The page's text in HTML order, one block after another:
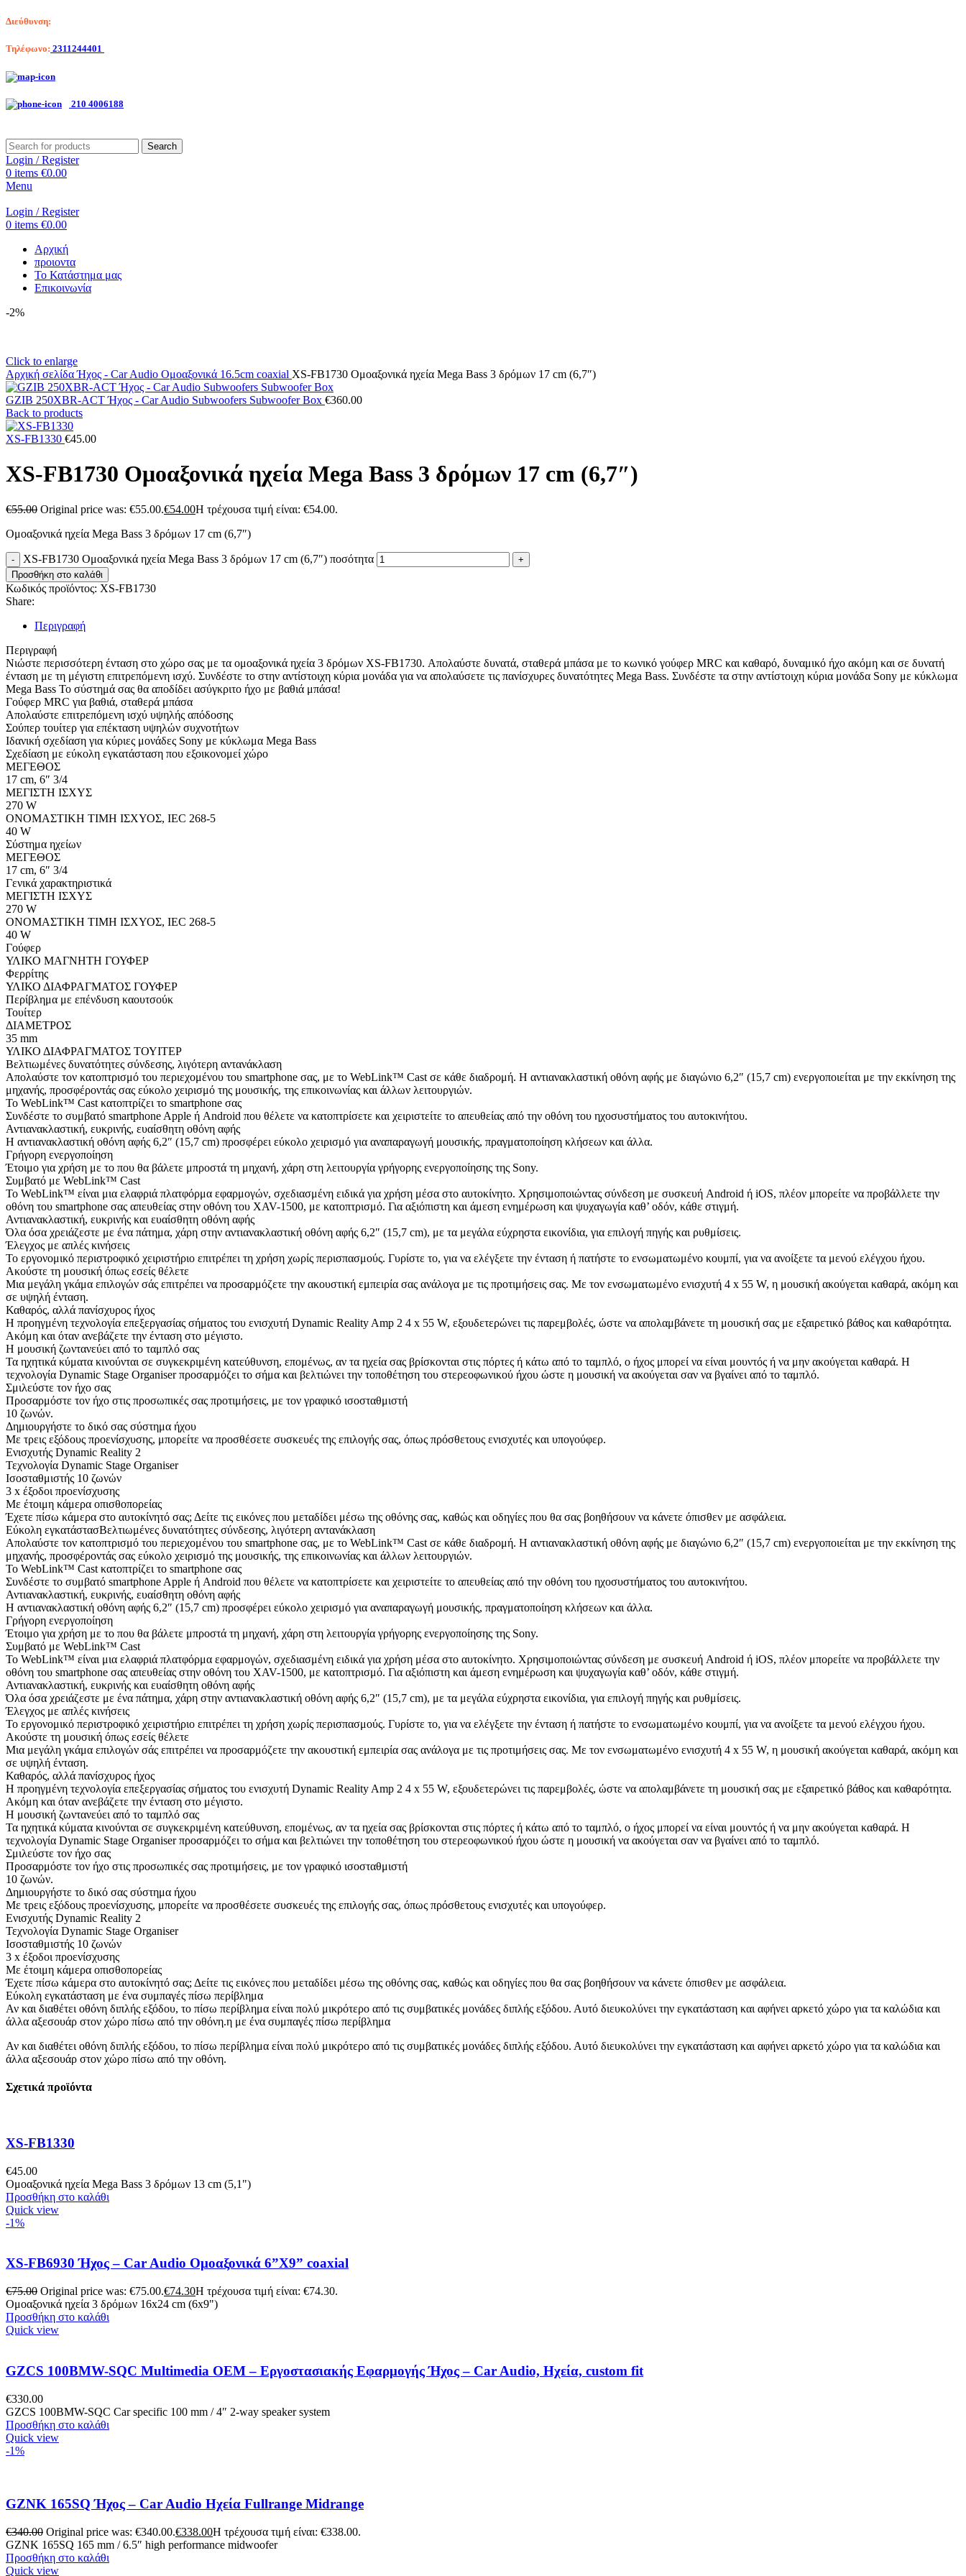
Διεύθυνση:
Τηλέφωνο: 2311244401
210 4006188
Search
Login / Register
0 items €0.00
Menu
Login / Register
0 items €0.00
Αρχική
προιοντα
Το Κατάστημα μας
Επικοινωνία
-2%
Click to enlarge
Αρχική σελίδαΉχος - Car Audio Ομοαξονικά 16.5cm coaxial XS-FB1730 Ομοαξονικά ηχεία Mega Bass 3 δρόμων 17 cm (6,7″)
GZIB 250XBR-ACT Ήχος - Car Audio Subwoofers Subwoofer Box €360.00
Back to products
XS-FB1330 €45.00
XS-FB1730 Ομοαξονικά ηχεία Mega Bass 3 δρόμων 17 cm (6,7″)
€55.00 Original price was: €55.00.€54.00Η τρέχουσα τιμή είναι: €54.00.
Ομοαξονικά ηχεία Mega Bass 3 δρόμων 17 cm (6,7″)
XS-FB1730 Ομοαξονικά ηχεία Mega Bass 3 δρόμων 17 cm (6,7″) ποσότητα
Προσθήκη στο καλάθι
Κωδικός προϊόντος: XS-FB1730
Share:
Περιγραφή
Περιγραφή
Νιώστε περισσότερη ένταση στο χώρο σας με τα ομοαξονικά ηχεία 3 δρόμων XS-FB1730. Απολαύστε δυνατά, σταθερά μπάσα με το κωνικό γούφερ MRC και καθαρό, δυναμικό ήχο ακόμη και σε δυνατή
ένταση με τη μέγιστη επιτρεπόμενη ισχύ. Συνδέστε το στην αντίστοιχη κύρια μονάδα για να απολαύσετε τις πανίσχυρες δυνατότητες Mega Bass. Συνδέστε τα στην αντίστοιχη κύρια μονάδα Sony με κύκλωμα
Mega Bass Το σύστημά σας θα αποδίδει ασύγκριτο ήχο με βαθιά μπάσα!
Γούφερ MRC για βαθιά, σταθερά μπάσα
Απολαύστε επιτρεπόμενη ισχύ υψηλής απόδοσης
Σούπερ τουίτερ για επέκταση υψηλών συχνοτήτων
Ιδανική σχεδίαση για κύριες μονάδες Sony με κύκλωμα Mega Bass
Σχεδίαση με εύκολη εγκατάσταση που εξοικονομεί χώρο
ΜΕΓΕΘΟΣ
17 cm, 6″ 3/4
ΜΕΓΙΣΤΗ ΙΣΧΥΣ
270 W
ΟΝΟΜΑΣΤΙΚΗ ΤΙΜΗ ΙΣΧΥΟΣ, IEC 268-5
40 W
Σύστημα ηχείων
ΜΕΓΕΘΟΣ
17 cm, 6″ 3/4
Γενικά χαρακτηριστικά
ΜΕΓΙΣΤΗ ΙΣΧΥΣ
270 W
ΟΝΟΜΑΣΤΙΚΗ ΤΙΜΗ ΙΣΧΥΟΣ, IEC 268-5
40 W
Γούφερ
ΥΛΙΚΟ ΜΑΓΝΗΤΗ ΓΟΥΦΕΡ
Φερρίτης
ΥΛΙΚΟ ΔΙΑΦΡΑΓΜΑΤΟΣ ΓΟΥΦΕΡ
Περίβλημα με επένδυση καουτσούκ
Τουίτερ
ΔΙΑΜΕΤΡΟΣ
35 mm
ΥΛΙΚΟ ΔΙΑΦΡΑΓΜΑΤΟΣ ΤΟΥΙΤΕΡ
Βελτιωμένες δυνατότητες σύνδεσης, λιγότερη αντανάκλαση
Απολαύστε τον κατοπτρισμό του περιεχομένου του smartphone σας, με το WebLink™ Cast σε κάθε διαδρομή. Η αντιανακλαστική οθόνη αφής με διαγώνιο 6,2″ (15,7 cm) ενεργοποιείται με την εκκίνηση της
μηχανής, προσφέροντάς σας εύκολο χειρισμό της μουσικής, της επικοινωνίας και άλλων λειτουργιών.
Το WebLink™ Cast κατοπτρίζει το smartphone σας
Συνδέστε το συμβατό smartphone Apple ή Android που θέλετε να κατοπτρίσετε και χειριστείτε το απευθείας από την οθόνη του ηχοσυστήματος του αυτοκινήτου.
Αντιανακλαστική, ευκρινής, ευαίσθητη οθόνη αφής
Η αντιανακλαστική οθόνη αφής 6,2″ (15,7 cm) προσφέρει εύκολο χειρισμό για αναπαραγωγή μουσικής, πραγματοποίηση κλήσεων και άλλα.
Γρήγορη ενεργοποίηση
Έτοιμο για χρήση με το που θα βάλετε μπροστά τη μηχανή, χάρη στη λειτουργία γρήγορης ενεργοποίησης της Sony.
Συμβατό με WebLink™ Cast
Το WebLink™ είναι μια ελαφριά πλατφόρμα εφαρμογών, σχεδιασμένη ειδικά για χρήση μέσα στο αυτοκίνητο. Χρησιμοποιώντας σύνδεση με συσκευή Android ή iOS, πλέον μπορείτε να προβάλλετε την
οθόνη του smartphone σας απευθείας στην οθόνη του XAV-1500, με κατοπτρισμό. Για αξιόπιστη και άμεση ενημέρωση και ψυχαγωγία καθ’ οδόν, κάθε στιγμή.
Αντιανακλαστική, ευκρινής και ευαίσθητη οθόνη αφής
Όλα όσα χρειάζεστε με ένα πάτημα, χάρη στην αντιανακλαστική οθόνη αφής 6,2″ (15,7 cm), με τα μεγάλα εύχρηστα εικονίδια, για επιλογή πηγής και ρυθμίσεις.
Έλεγχος με απλές κινήσεις
Το εργονομικό περιστροφικό χειριστήριο επιτρέπει τη χρήση χωρίς περισπασμούς. Γυρίστε το, για να ελέγξετε την ένταση ή πατήστε το ενσωματωμένο κουμπί, για να ανοίξετε τα μενού ελέγχου ήχου.
Ακούστε τη μουσική όπως εσείς θέλετε
Μια μεγάλη γκάμα επιλογών σάς επιτρέπει να προσαρμόζετε την ακουστική εμπειρία σας ανάλογα με τις προτιμήσεις σας. Με τον ενσωματωμένο ενισχυτή 4 x 55 W, η μουσική ακούγεται καθαρά, ακόμη και
σε υψηλή ένταση.
Καθαρός, αλλά πανίσχυρος ήχος
Η προηγμένη τεχνολογία επεξεργασίας σήματος του ενισχυτή Dynamic Reality Amp 2 4 x 55 W, εξουδετερώνει τις παρεμβολές, ώστε να απολαμβάνετε τη μουσική σας με εξαιρετικό βάθος και καθαρότητα.
Ακόμη και όταν ανεβάζετε την ένταση στο μέγιστο.
Η μουσική ζωντανεύει από το ταμπλό σας
Τα ηχητικά κύματα κινούνται σε συγκεκριμένη κατεύθυνση, επομένως, αν τα ηχεία σας βρίσκονται στις πόρτες ή κάτω από το ταμπλό, ο ήχος μπορεί να είναι μουντός ή να μην ακούγεται καθαρά. Η
τεχνολογία Dynamic Stage Organiser προσαρμόζει το σήμα και βελτιώνει την τοποθέτηση του στερεοφωνικού ήχου ώστε η μουσική να ακούγεται σαν να βγαίνει από το ταμπλό.
Σμιλεύστε τον ήχο σας
Προσαρμόστε τον ήχο στις προσωπικές σας προτιμήσεις, με τον γραφικό ισοσταθμιστή
10 ζωνών.
Δημιουργήστε το δικό σας σύστημα ήχου
Με τρεις εξόδους προενίσχυσης, μπορείτε να προσθέσετε συσκευές της επιλογής σας, όπως πρόσθετους ενισχυτές και υπογούφερ.
Ενισχυτής Dynamic Reality 2
Τεχνολογία Dynamic Stage Organiser
Ισοσταθμιστής 10 ζωνών
3 x έξοδοι προενίσχυσης
Με έτοιμη κάμερα οπισθοπορείας
Έχετε πίσω κάμερα στο αυτοκίνητό σας; Δείτε τις εικόνες που μεταδίδει μέσω της οθόνης σας, καθώς και οδηγίες που θα σας βοηθήσουν να κάνετε όπισθεν με ασφάλεια.
Εύκολη εγκατάστασΒελτιωμένες δυνατότητες σύνδεσης, λιγότερη αντανάκλαση
Απολαύστε τον κατοπτρισμό του περιεχομένου του smartphone σας, με το WebLink™ Cast σε κάθε διαδρομή. Η αντιανακλαστική οθόνη αφής με διαγώνιο 6,2″ (15,7 cm) ενεργοποιείται με την εκκίνηση της
μηχανής, προσφέροντάς σας εύκολο χειρισμό της μουσικής, της επικοινωνίας και άλλων λειτουργιών.
Το WebLink™ Cast κατοπτρίζει το smartphone σας
Συνδέστε το συμβατό smartphone Apple ή Android που θέλετε να κατοπτρίσετε και χειριστείτε το απευθείας από την οθόνη του ηχοσυστήματος του αυτοκινήτου.
Αντιανακλαστική, ευκρινής, ευαίσθητη οθόνη αφής
Η αντιανακλαστική οθόνη αφής 6,2″ (15,7 cm) προσφέρει εύκολο χειρισμό για αναπαραγωγή μουσικής, πραγματοποίηση κλήσεων και άλλα.
Γρήγορη ενεργοποίηση
Έτοιμο για χρήση με το που θα βάλετε μπροστά τη μηχανή, χάρη στη λειτουργία γρήγορης ενεργοποίησης της Sony.
Συμβατό με WebLink™ Cast
Το WebLink™ είναι μια ελαφριά πλατφόρμα εφαρμογών, σχεδιασμένη ειδικά για χρήση μέσα στο αυτοκίνητο. Χρησιμοποιώντας σύνδεση με συσκευή Android ή iOS, πλέον μπορείτε να προβάλλετε την
οθόνη του smartphone σας απευθείας στην οθόνη του XAV-1500, με κατοπτρισμό. Για αξιόπιστη και άμεση ενημέρωση και ψυχαγωγία καθ’ οδόν, κάθε στιγμή.
Αντιανακλαστική, ευκρινής και ευαίσθητη οθόνη αφής
Όλα όσα χρειάζεστε με ένα πάτημα, χάρη στην αντιανακλαστική οθόνη αφής 6,2″ (15,7 cm), με τα μεγάλα εύχρηστα εικονίδια, για επιλογή πηγής και ρυθμίσεις.
Έλεγχος με απλές κινήσεις
Το εργονομικό περιστροφικό χειριστήριο επιτρέπει τη χρήση χωρίς περισπασμούς. Γυρίστε το, για να ελέγξετε την ένταση ή πατήστε το ενσωματωμένο κουμπί, για να ανοίξετε τα μενού ελέγχου ήχου.
Ακούστε τη μουσική όπως εσείς θέλετε
Μια μεγάλη γκάμα επιλογών σάς επιτρέπει να προσαρμόζετε την ακουστική εμπειρία σας ανάλογα με τις προτιμήσεις σας. Με τον ενσωματωμένο ενισχυτή 4 x 55 W, η μουσική ακούγεται καθαρά, ακόμη και
σε υψηλή ένταση.
Καθαρός, αλλά πανίσχυρος ήχος
Η προηγμένη τεχνολογία επεξεργασίας σήματος του ενισχυτή Dynamic Reality Amp 2 4 x 55 W, εξουδετερώνει τις παρεμβολές, ώστε να απολαμβάνετε τη μουσική σας με εξαιρετικό βάθος και καθαρότητα.
Ακόμη και όταν ανεβάζετε την ένταση στο μέγιστο.
Η μουσική ζωντανεύει από το ταμπλό σας
Τα ηχητικά κύματα κινούνται σε συγκεκριμένη κατεύθυνση, επομένως, αν τα ηχεία σας βρίσκονται στις πόρτες ή κάτω από το ταμπλό, ο ήχος μπορεί να είναι μουντός ή να μην ακούγεται καθαρά. Η
τεχνολογία Dynamic Stage Organiser προσαρμόζει το σήμα και βελτιώνει την τοποθέτηση του στερεοφωνικού ήχου ώστε η μουσική να ακούγεται σαν να βγαίνει από το ταμπλό.
Σμιλεύστε τον ήχο σας
Προσαρμόστε τον ήχο στις προσωπικές σας προτιμήσεις, με τον γραφικό ισοσταθμιστή
10 ζωνών.
Δημιουργήστε το δικό σας σύστημα ήχου
Με τρεις εξόδους προενίσχυσης, μπορείτε να προσθέσετε συσκευές της επιλογής σας, όπως πρόσθετους ενισχυτές και υπογούφερ.
Ενισχυτής Dynamic Reality 2
Τεχνολογία Dynamic Stage Organiser
Ισοσταθμιστής 10 ζωνών
3 x έξοδοι προενίσχυσης
Με έτοιμη κάμερα οπισθοπορείας
Έχετε πίσω κάμερα στο αυτοκίνητό σας; Δείτε τις εικόνες που μεταδίδει μέσω της οθόνης σας, καθώς και οδηγίες που θα σας βοηθήσουν να κάνετε όπισθεν με ασφάλεια.
Εύκολη εγκατάσταση με ένα συμπαγές πίσω περίβλημα
Αν και διαθέτει οθόνη διπλής εξόδου, το πίσω περίβλημα είναι πολύ μικρότερο από τις συμβατικές μονάδες διπλής εξόδου. Αυτό διευκολύνει την εγκατάσταση και αφήνει αρκετό χώρο για τα καλώδια και
άλλα αξεσουάρ στον χώρο πίσω από την οθόνη.η με ένα συμπαγές πίσω περίβλημα
Αν και διαθέτει οθόνη διπλής εξόδου, το πίσω περίβλημα είναι πολύ μικρότερο από τις συμβατικές μονάδες διπλής εξόδου. Αυτό διευκολύνει την εγκατάσταση και αφήνει αρκετό χώρο για τα καλώδια και
άλλα αξεσουάρ στον χώρο πίσω από την οθόνη.
Σχετικά προϊόντα
XS-FB1330
€45.00
Ομοαξονικά ηχεία Mega Bass 3 δρόμων 13 cm (5,1")
Προσθήκη στο καλάθι
Quick view
-1%
XS-FB6930 Ήχος – Car Audio Ομοαξονικά 6”Χ9” coaxial
€75.00 Original price was: €75.00.€74.30Η τρέχουσα τιμή είναι: €74.30.
Ομοαξονικά ηχεία 3 δρόμων 16x24 cm (6x9")
Προσθήκη στο καλάθι
Quick view
GZCS 100BMW-SQC Multimedia OEM – Εργοστασιακής Εφαρμογής Ήχος – Car Audio, Ηχεία, custom fit
€330.00
GZCS 100BMW-SQC Car specific 100 mm / 4″ 2-way speaker system
Προσθήκη στο καλάθι
Quick view
-1%
GZNK 165SQ Ήχος – Car Audio Ηχεία Fullrange Midrange
€340.00 Original price was: €340.00.€338.00Η τρέχουσα τιμή είναι: €338.00.
GZNK 165SQ 165 mm / 6.5″ high performance midwoofer
Προσθήκη στο καλάθι
Quick view